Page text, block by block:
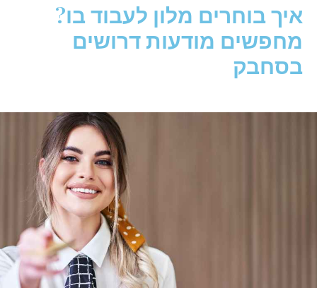
איך בוחרים מלון לעבוד בו?
מחפשים מודעות דרושים
בסחבק